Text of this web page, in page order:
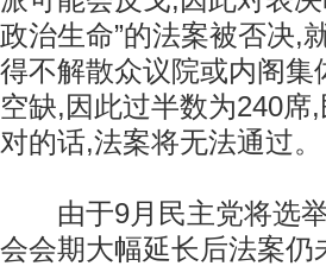
政治生命”的法案被否决,
得不解散众议院或内阁
空缺,因此过半数为240席
对的话,法案将无法通过。
由于9月民主党将选举
会会期大幅延长后法案